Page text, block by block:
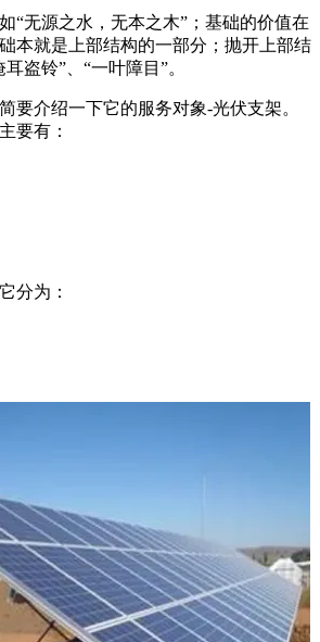
“无源之水，无本之木”；基础的价值在
本就是上部结构的一部分；抛开上部结
盗铃”、“一叶障目”。
要介绍一下它的服务对象-光伏支架。
要有：
分为：